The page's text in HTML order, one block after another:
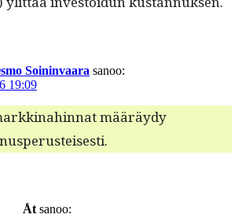
Soininvaara sanoo:
19:09
määräy­dy
Åt sanoo: